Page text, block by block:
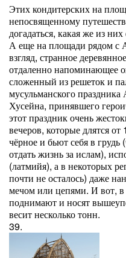
Этих кондитерских на
непосвященному
догадаться, какая же из
А еще на площади рядом с
взгляд, странное
отдаленно напоминающее
сложенный из решеток и
мусульманского
Хусейна, принявшего
этот праздник очень
вечеров, которые длятся
чёрное и бьют себя в грудь
отдать жизнь за ислам),
(латмийя), а в некоторых
почти не осталось) даже
мечом или цепями. И вот,
поднимают и носят
весит несколько тонн.
39.